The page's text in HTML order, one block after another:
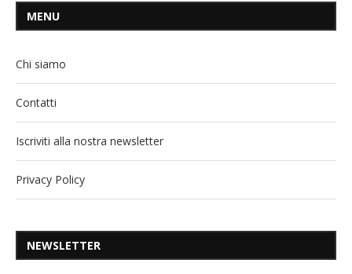
MENU
Chi siamo
Contatti
Iscriviti alla nostra newsletter
Privacy Policy
NEWSLETTER